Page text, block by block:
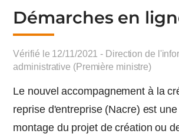
Démarches en
Vérifié le 12/11/2021 - Direction de
administrative (Première ministre)
Le nouvel accompagnement à la
reprise d'entreprise (Nacre) est
montage du projet de création ou